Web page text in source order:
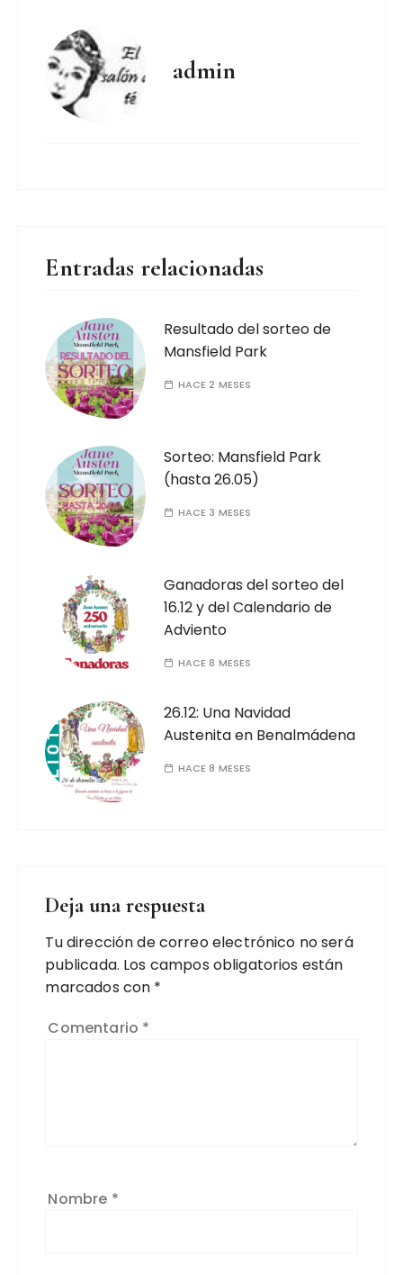
admin
Entradas relacionadas
Resultado del sorteo de
Mansfield Park
HACE 2 MESES
Sorteo: Mansfield Park
(hasta 26.05)
HACE 3 MESES
Ganadoras del sorteo del
16.12 y del Calendario de
Adviento
HACE 8 MESES
26.12: Una Navidad
Austenita en Benalmádena
HACE 8 MESES
Deja una respuesta
Tu dirección de correo electrónico no será
publicada. Los campos obligatorios están
marcados con *
Comentario *
Nombre *